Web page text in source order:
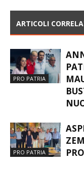
ARTICOLI
PRO PATRIA
PRO PATRIA